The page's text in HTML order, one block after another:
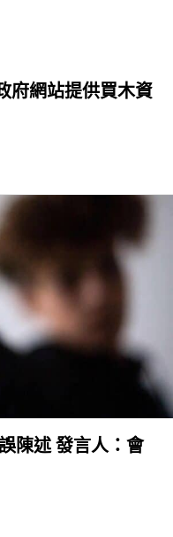
府網站提供買木資
陳述 發言人：會